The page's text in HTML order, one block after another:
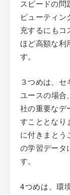
スピードの問
ピューティ
充するにもコ
ほど高額な利
す。
３つめは、
ユースの場合
社の重要なデ
すこととなり
に付きまとう
の学習データ
す。
4つめは、環